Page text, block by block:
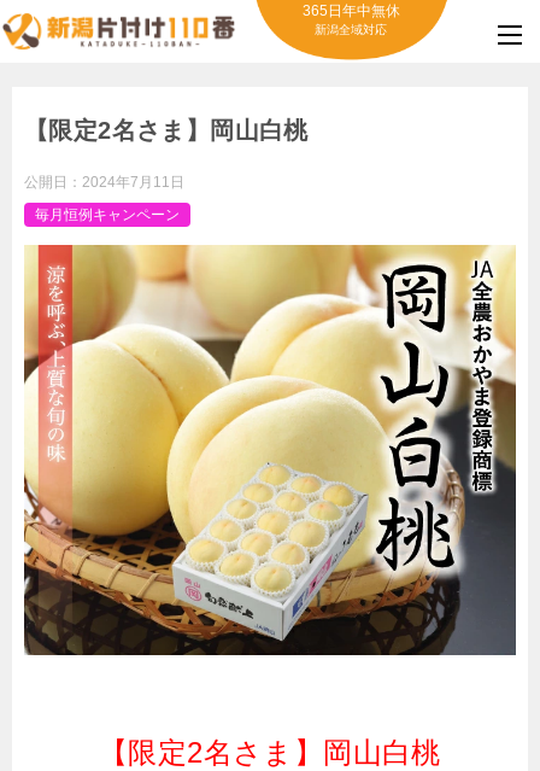
365日年中無休
新潟全域対応
【限定2名さま】岡山白桃
公開日： 2024年7月11日
毎月恒例キャンペーン
【限定2名さま】岡山白桃